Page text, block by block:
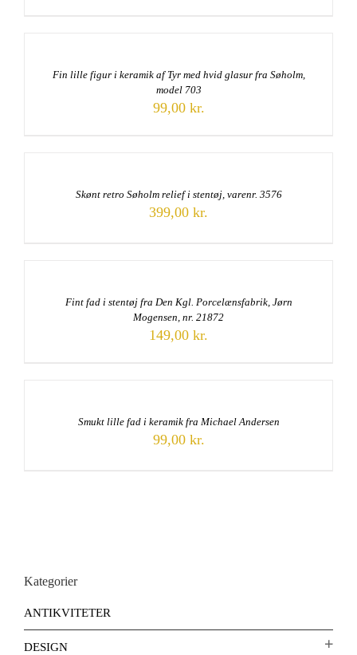
Fin lille figur i keramik af Tyr med hvid glasur fra Søholm,
model 703
99,00 kr.
Skønt retro Søholm relief i stentøj, varenr. 3576
399,00 kr.
Fint fad i stentøj fra Den Kgl. Porcelænsfabrik, Jørn
Mogensen, nr. 21872
149,00 kr.
Smukt lille fad i keramik fra Michael Andersen
99,00 kr.
Kategorier
ANTIKVITETER
DESIGN